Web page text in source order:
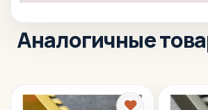
Аналогичные
-4%